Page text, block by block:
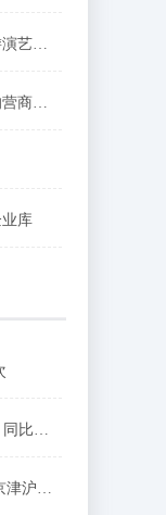
首个促进行业发展指导意见出台——旅游演艺迎政策东风
商务部：中国将继续营造利于企业经营的营商环境
库
财政部：10月全国共销售彩票307.15亿元 同比增长11.5%
河北品牌农产品万里行活动启动 将走进京津沪深蓉五城